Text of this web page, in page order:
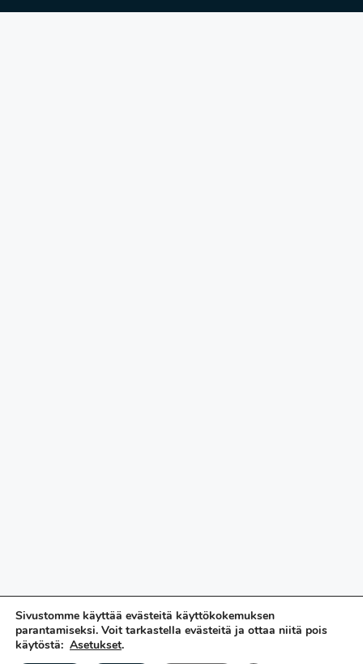
Sivustomme käyttää evästeitä käyttökokemuksen
parantamiseksi. Voit tarkastella evästeitä ja ottaa niitä pois
käytöstä: Asetukset.